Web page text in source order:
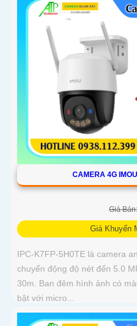
CAMERA 4G
Giá
Giá Khuyến
IPC-K7FP-5H0TE là camera
chuyển động độ nét đến 5.0
30m. Ban đêm hình ảnh có
bật với micro...